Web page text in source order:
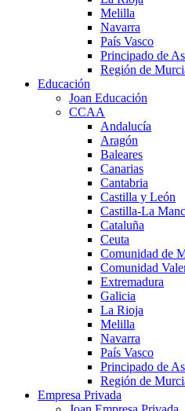
Melilla
Navarra
País Vasco
Principado de
Región de
Educación
Joan Educación
CCAA
Andalucía
Aragón
Baleares
Canarias
Cantabria
Castilla y León
Castilla-La
Cataluña
Ceuta
Comunidad de
Comunidad
Extremadura
Galicia
La Rioja
Melilla
Navarra
País Vasco
Principado de
Región de
Empresa Privada